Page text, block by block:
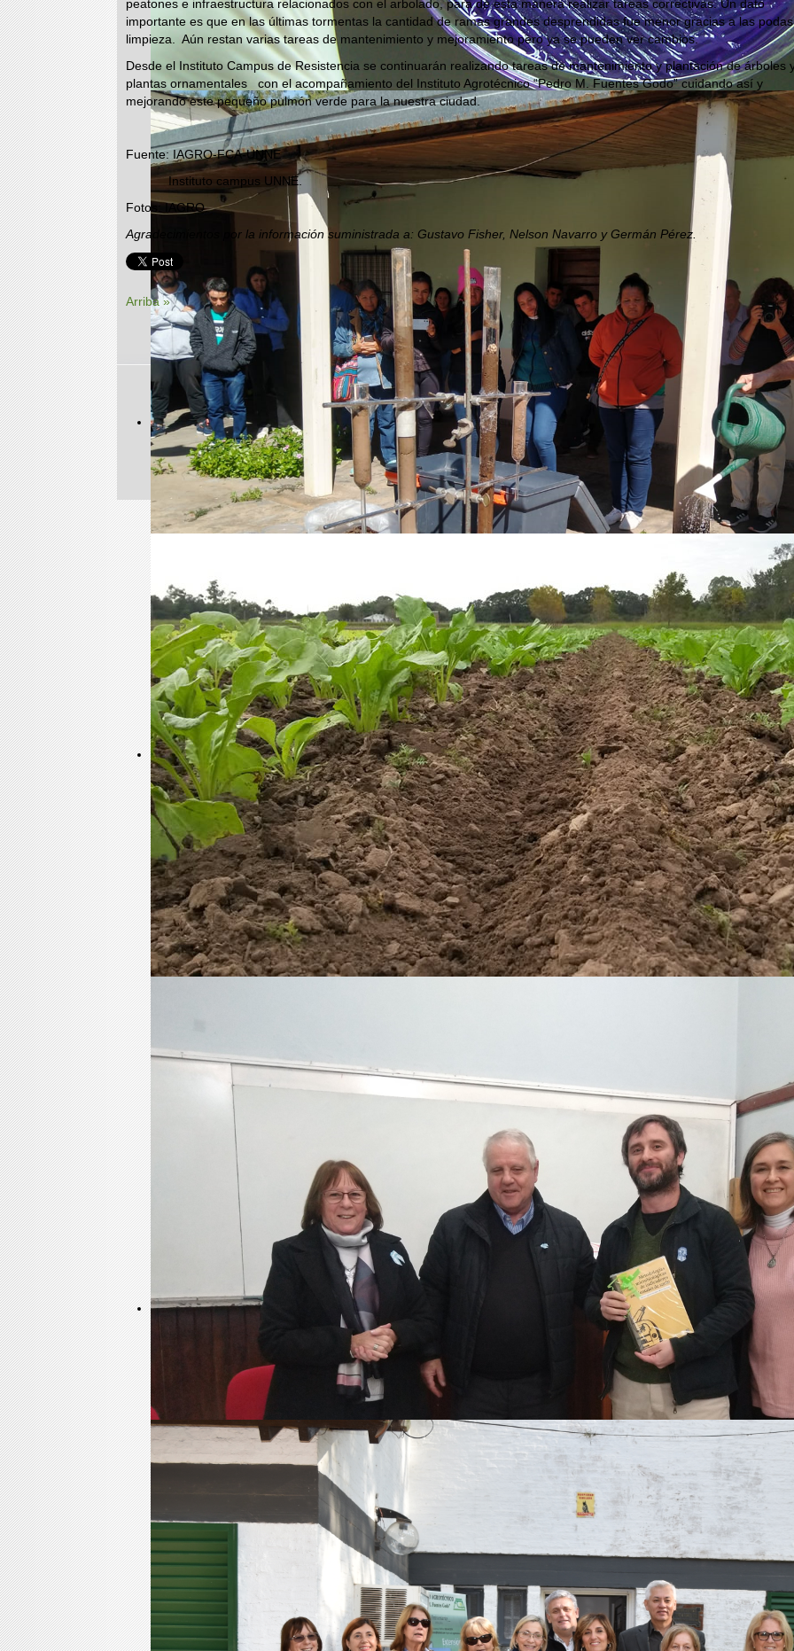
peatones e infraestructura relacionados con el arbolado, para de esta manera realizar tareas correctivas. Un dato
importante es que en las últimas tormentas la cantidad de ramas grandes desprendidas fue menor gracias a las
limpieza. Aún restan varias tareas de mantenimiento y mejoramiento pero ya se pueden ver cambios.
Desde el Instituto Campus de Resistencia se continuarán realizando tareas de mantenimiento y plantación de árboles
plantas ornamentales con el acompañamiento del Instituto Agrotécnico “Pedro M. Fuentes Godo” cuidando así y
mejorando este pequeño pulmón verde para la nuestra ciudad.
Fuente: IAGRO-FCA-UNNE
Instituto campus UNNE.
Fotos: IAGRO.
Agradecimientos por la información suministrada a: Gustavo Fisher, Nelson Navarro y Germán Pérez.
Arriba »
Teléfono/Fax: +54 (0362) 448-8590
E-mail administrativo: agrotecnico25@hotmail.com
Av. Las Heras 727 | CP 3500 | Resistencia, Chaco, Argentina